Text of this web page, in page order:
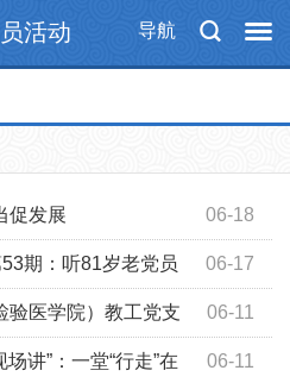
导航
活动
06-18
促发展
06-17
期：听81岁老党员
06-11
验医学院）教工党支
邻里”社区志愿服务活动06-11
讲”：一堂“行走”在